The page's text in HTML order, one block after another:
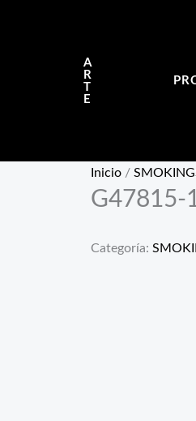
A
R
T
E
Inicio /
G47815-
Categoría: